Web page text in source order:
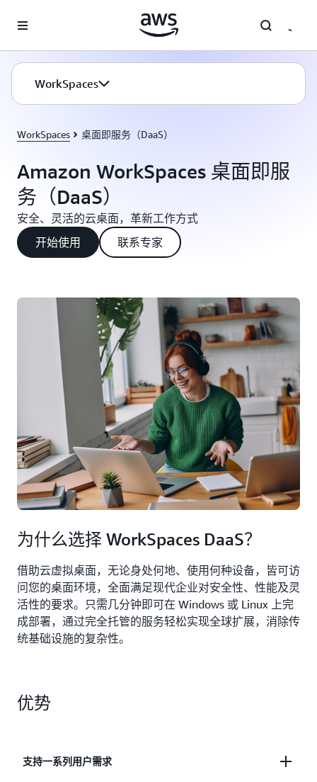
WorkSpaces
WorkSpaces 桌面即服务（DaaS）
Amazon WorkSpaces 桌面即服
务（DaaS）
安全、灵活的云桌面，革新工作方式
开始使用
联系专家
为什么选择 WorkSpaces DaaS？
借助云虚拟桌面，无论身处何地、使用何种设备，皆可访
问您的桌面环境，全面满足现代企业对安全性、性能及灵
活性的要求。只需几分钟即可在 Windows 或 Linux 上完
成部署，通过完全托管的服务轻松实现全球扩展，消除传
统基础设施的复杂性。
优势
支持一系列用户需求